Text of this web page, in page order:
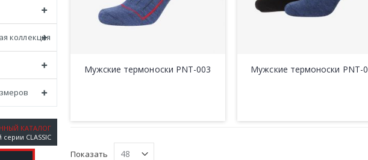
Мужские термоноски PNT-003 Мужские термоноски PNT-
Показать
коллекция
КАТАЛОГ
серии CLASSIC